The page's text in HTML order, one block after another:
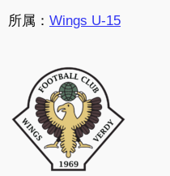
所属： Wings U-15